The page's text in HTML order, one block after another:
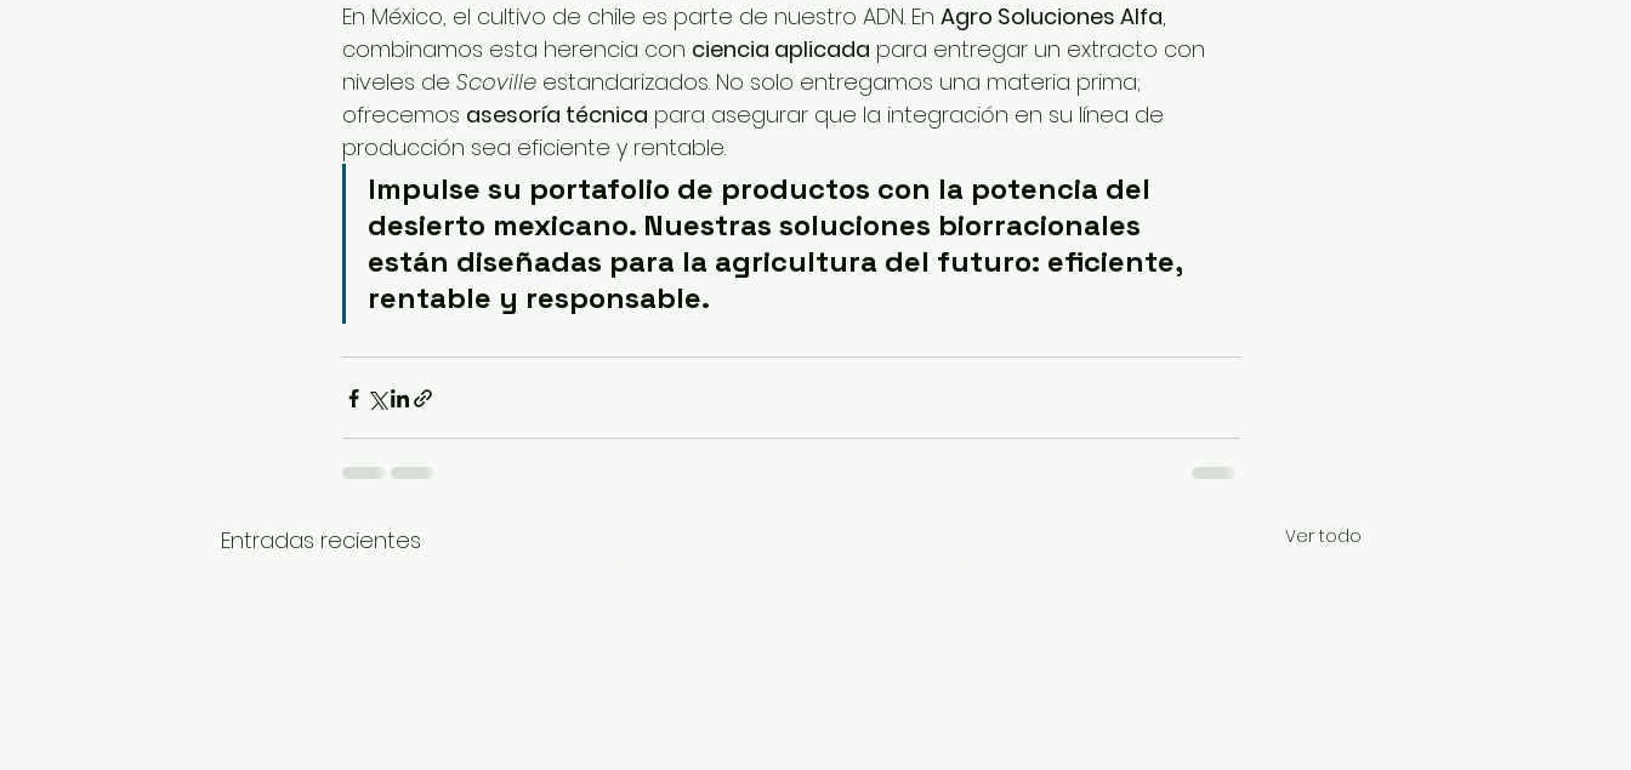
En México, el cultivo de chile es parte de nuestro ADN. En Agro Soluciones Alfa,
combinamos esta herencia con ciencia aplicada para entregar un extracto con
niveles de Scoville estandarizados. No solo entregamos una materia prima;
ofrecemos asesoría técnica para asegurar que la integración en su línea de
producción sea eficiente y rentable.
Impulse su portafolio de productos con la potencia del
desierto mexicano. Nuestras soluciones biorracionales
están diseñadas para la agricultura del futuro: eficiente,
rentable y responsable.
Entradas recientes Ver todo